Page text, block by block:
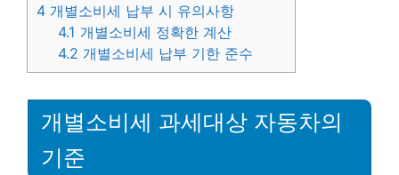
4 개별소비세 납부 시 유의사항
4.1 개별소비세 정확한 계산
4.2 개별소비세 납부 기한 준수
개별소비세 과세대상 자동차의
기준